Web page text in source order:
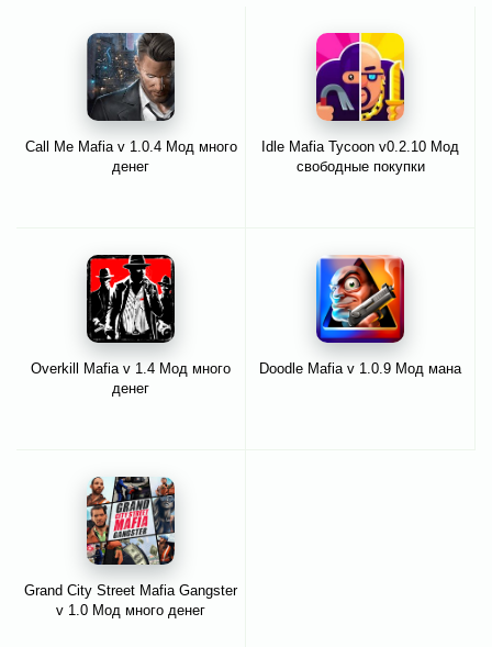
Call Me Mafia v 1.0.4 Мод много
денег
Idle Mafia Tycoon v0.2.10 Мод
свободные покупки
Overkill Mafia v 1.4 Мод много
денег
Doodle Mafia v 1.0.9 Мод мана
Grand City Street Mafia Gangster
v 1.0 Мод много денег